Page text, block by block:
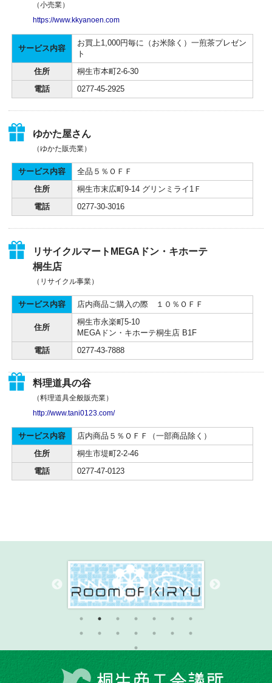
（小売業）
https://www.kkyanoen.com
サービス内容
お買上1,000円毎に（お米除く）一煎茶プレゼン
ト
住所 桐生市本町2-6-30
電話 0277-45-2925
ゆかた屋さん
（ゆかた販売業）
サービス内容 全品５％ＯＦＦ
住所 桐生市末広町9-14 グリンミライ1Ｆ
電話 0277-30-3016
リサイクルマートMEGAドン・キホーテ
桐生店
（リサイクル事業）
サービス内容 店内商品ご購入の際 １０％ＯＦＦ
住所
桐生市永楽町5-10
MEGAドン・キホーテ桐生店 B1F
電話 0277-43-7888
料理道具の谷
（料理道具全般販売業）
http://www.tani0123.com/
サービス内容 店内商品５％ＯＦＦ（一部商品除く）
住所 桐生市堤町2-2-46
電話 0277-47-0123